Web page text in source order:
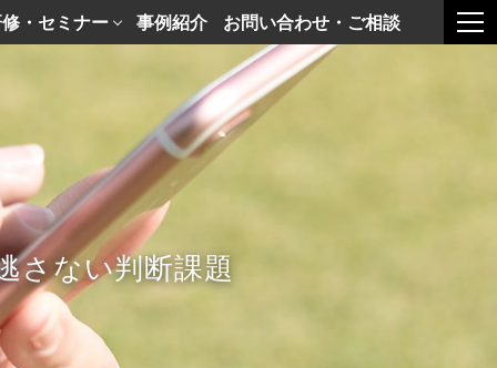
・セミナー 事例紹介 お問い合わせ・ご相談
さない判断課題